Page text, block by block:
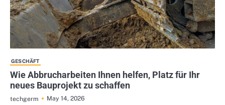
GESCHÄFT
Wie Abbrucharbeiten Ihnen helfen, Platz für Ihr
neues Bauprojekt zu schaffen
techgerm
May 14, 2026